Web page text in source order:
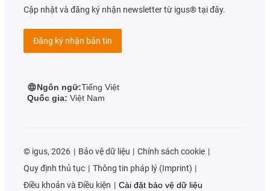
Cập nhật và đăng ký nhận newsletter từ igus® tại đây.
Đăng ký nhận bản tin
Ngôn ngữ:Tiếng Việt
Quốc gia: Việt Nam
© igus, 2026 Bảo vệ dữ liệu
Chính sách cookie
Quy định thủ tục
Thông tin pháp lý (Imprint)
Điều khoản và Điều kiện
Cài đặt bảo vệ dữ liệu